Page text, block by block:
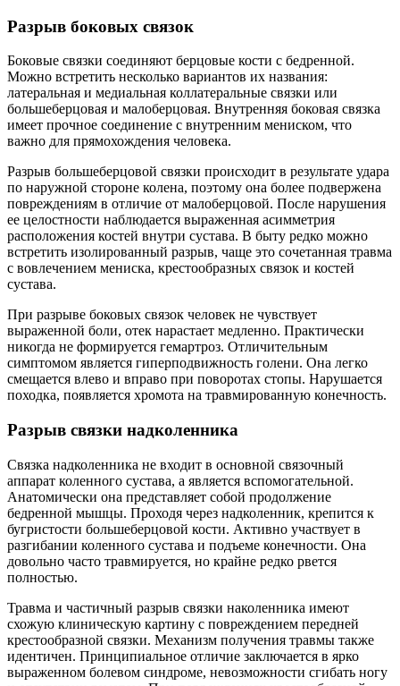
Разрыв боковых связок
Боковые связки соединяют берцовые кости с бедренной.
Можно встретить несколько вариантов их названия:
латеральная и медиальная коллатеральные связки или
большеберцовая и малоберцовая. Внутренняя боковая связка
имеет прочное соединение с внутренним мениском, что
важно для прямохождения человека.
Разрыв большеберцовой связки происходит в результате удара
по наружной стороне колена, поэтому она более подвержена
повреждениям в отличие от малоберцовой. После нарушения
ее целостности наблюдается выраженная асимметрия
расположения костей внутри сустава. В быту редко можно
встретить изолированный разрыв, чаще это сочетанная травма
с вовлечением мениска, крестообразных связок и костей
сустава.
При разрыве боковых связок человек не чувствует
выраженной боли, отек нарастает медленно. Практически
никогда не формируется гемартроз. Отличительным
симптомом является гиперподвижность голени. Она легко
смещается влево и вправо при поворотах стопы. Нарушается
походка, появляется хромота на травмированную конечность.
Разрыв связки надколенника
Связка надколенника не входит в основной связочный
аппарат коленного сустава, а является вспомогательной.
Анатомически она представляет собой продолжение
бедренной мышцы. Проходя через надколенник, крепится к
бугристости большеберцовой кости. Активно участвует в
разгибании коленного сустава и подъеме конечности. Она
довольно часто травмируется, но крайне редко рвется
полностью.
Травма и частичный разрыв связки наколенника имеют
схожую клиническую картину с повреждением передней
крестообразной связки. Механизм получения травмы также
идентичен. Принципиальное отличие заключается в ярко
выраженном болевом синдроме, невозможности сгибать ногу